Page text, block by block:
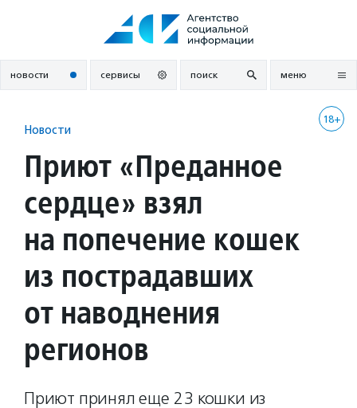
новости сервисы поиск меню
18+
Новости
Приют «Преданное
сердце» взял
на попечение кошек
из пострадавших
от наводнения
регионов
Приют принял еще 23 кошки из